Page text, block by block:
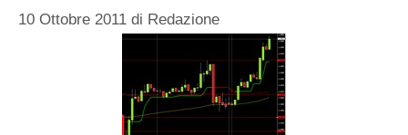
10 Ottobre 2011 di Redazione